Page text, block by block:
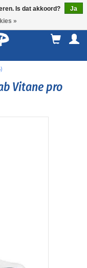
Vitane pro
Is dat akkoord?
Ja
»